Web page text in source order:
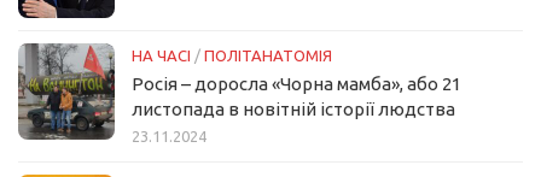
НА ЧАСІ / ПОЛІТАНАТОМІЯ
Росія – доросла «Чорна мамба», або 21
листопада в новітній історії людства
23.11.2024